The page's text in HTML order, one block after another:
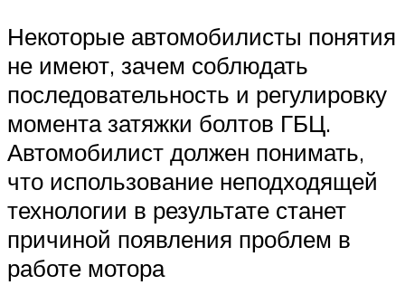
Некоторые автомобилисты понятия
не имеют, зачем соблюдать
последовательность и регулировку
момента затяжки болтов ГБЦ.
Автомобилист должен понимать,
что использование неподходящей
технологии в результате станет
причиной появления проблем в
работе мотора